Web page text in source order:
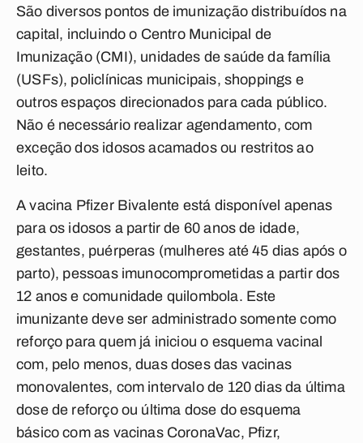
São diversos pontos de imunização distribuídos na
capital, incluindo o Centro Municipal de
Imunização (CMI), unidades de saúde da família
(USFs), policlínicas municipais, shoppings e
outros espaços direcionados para cada público.
Não é necessário realizar agendamento, com
exceção dos idosos acamados ou restritos ao
leito.
A vacina Pfizer Bivalente está disponível apenas
para os idosos a partir de 60 anos de idade,
gestantes, puérperas (mulheres até 45 dias após o
parto), pessoas imunocomprometidas a partir dos
12 anos e comunidade quilombola. Este
imunizante deve ser administrado somente como
reforço para quem já iniciou o esquema vacinal
com, pelo menos, duas doses das vacinas
monovalentes, com intervalo de 120 dias da última
dose de reforço ou última dose do esquema
básico com as vacinas CoronaVac, Pfizr,